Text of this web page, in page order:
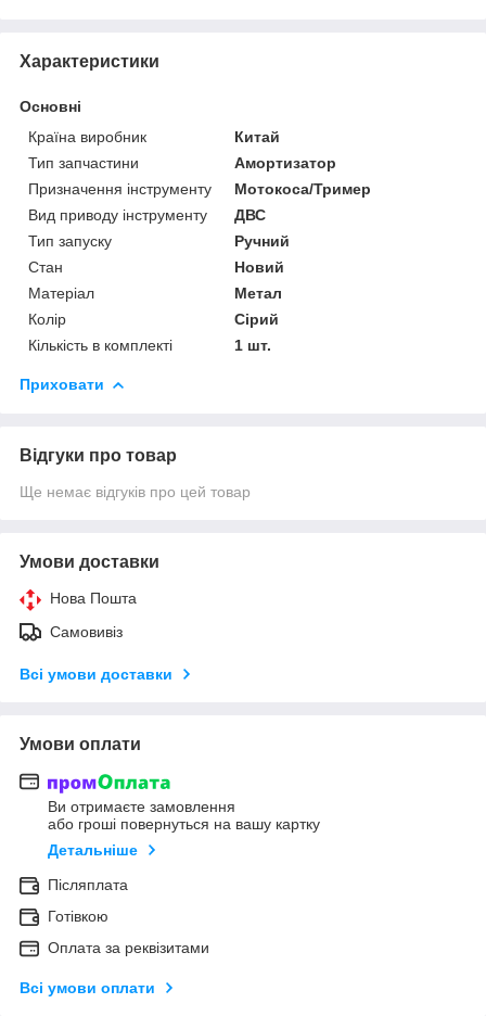
Характеристики
Основні
Країна виробник
Китай
Тип запчастини
Амортизатор
Призначення інструменту
Мотокоса/Тример
Вид приводу інструменту
ДВС
Тип запуску
Ручний
Стан
Новий
Матеріал
Метал
Колір
Сірий
Кількість в комплекті
1 шт.
Приховати
Відгуки про товар
Ще немає відгуків про цей товар
Умови доставки
Нова Пошта
Самовивіз
Всі умови доставки
Умови оплати
Ви отримаєте замовлення
або гроші повернуться на вашу картку
Детальніше
Післяплата
Готівкою
Оплата за реквізитами
Всі умови оплати